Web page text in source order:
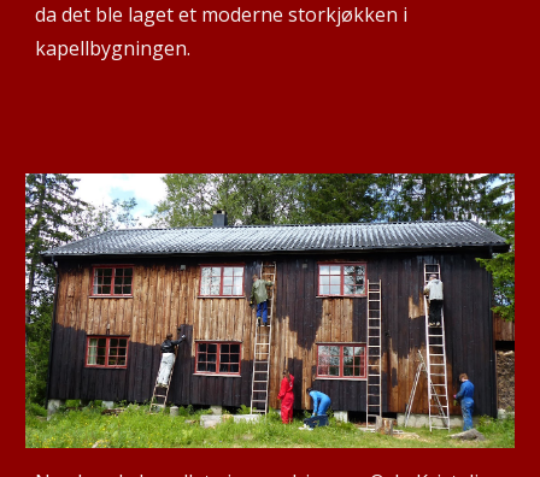
da det ble laget et moderne storkjøkken i
kapellbygningen.